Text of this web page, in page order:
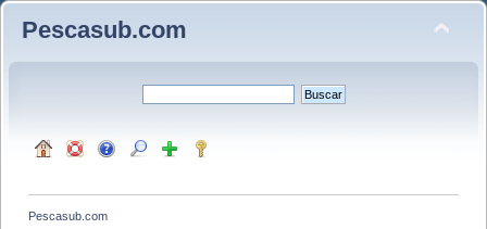
Pescasub.com
Pescasub.com